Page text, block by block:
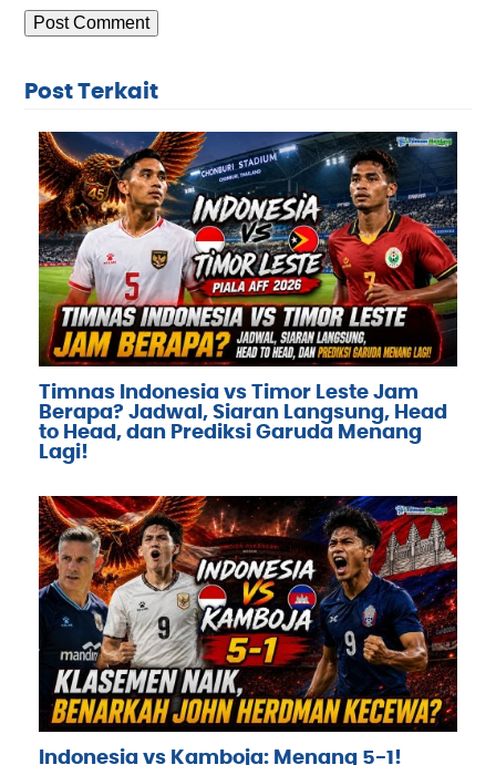
Post Terkait
Timnas Indonesia vs Timor Leste Jam
Berapa? Jadwal, Siaran Langsung, Head
to Head, dan Prediksi Garuda Menang
Lagi!
Indonesia vs Kamboja: Menang 5-1!